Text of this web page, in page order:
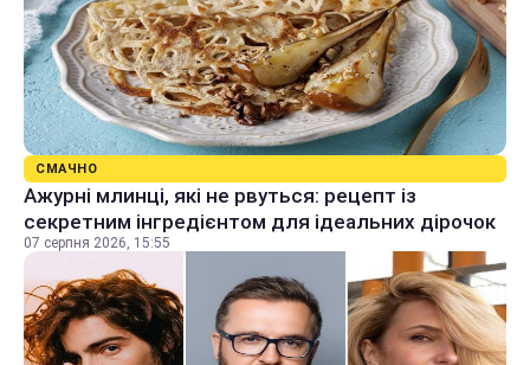
СМАЧНО
Ажурні млинці, які не рвуться: рецепт із
секретним інгредієнтом для ідеальних дірочок
07 серпня 2026, 15:55